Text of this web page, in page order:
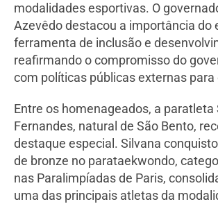
modalidades esportivas. O
Azevêdo destacou a importância do
ferramenta de inclusão e
reafirmando o compromisso do
com políticas públicas externas para
Entre os homenageados, a paratleta
Fernandes, natural de São Bento,
destaque especial. Silvana
de bronze no parataekwondo,
nas Paralimpíadas de Paris,
uma das principais atletas da